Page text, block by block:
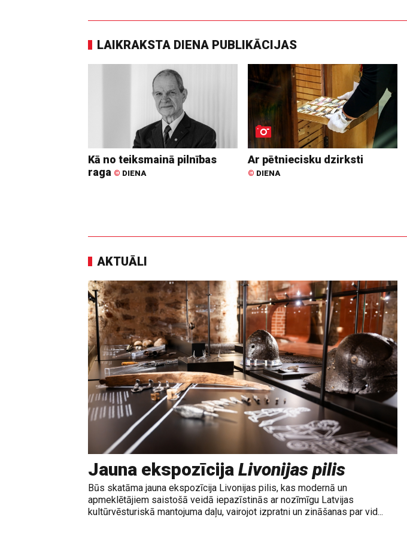
LAIKRAKSTA DIENA PUBLIKĀCIJAS
Kā no teiksmainā pilnības
raga © DIENA
Ar pētniecisku dzirksti
© DIENA
AKTUĀLI
Jauna ekspozīcija Livonijas pilis
Būs skatāma jauna ekspozīcija Livonijas pilis, kas modernā un
apmeklētājiem saistošā veidā iepazīstinās ar nozīmīgu Latvijas
kultūrvēsturiskā mantojuma daļu, vairojot izpratni un zināšanas par vid...